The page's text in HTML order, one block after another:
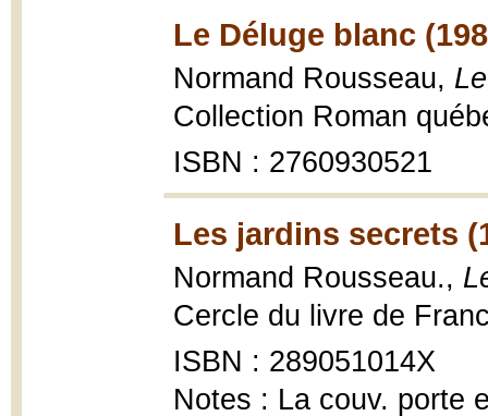
Le Déluge blanc
Normand Rousseau,
Collection Roman
ISBN : 2760930521
Les jardins secrets
Normand Rousseau.,
Cercle du livre de
ISBN : 289051014X
Notes : La couv. porte